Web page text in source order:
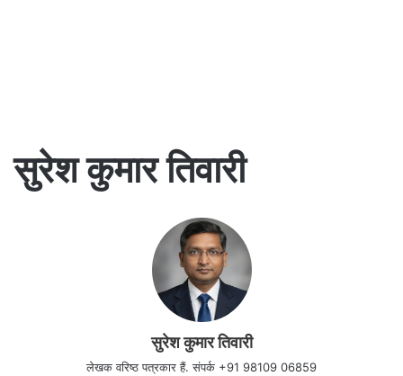
सुरेश कुमार तिवारी
सुरेश कुमार तिवारी
लेखक वरिष्ठ पत्रकार हैं. संपर्क +91 98109 06859